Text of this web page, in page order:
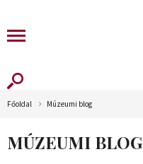
Főoldal Múzeumi blog
MÚZEUMI BLOG